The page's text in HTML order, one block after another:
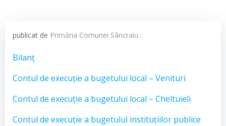
publicat de Primăria Comunei Sâncraiu :
Bilanț
Contul de execuție a bugetului local – Venituri
Contul de execuție a bugetului local – Cheltuieli
Contul de execuție a bugetului instituțiilor publice